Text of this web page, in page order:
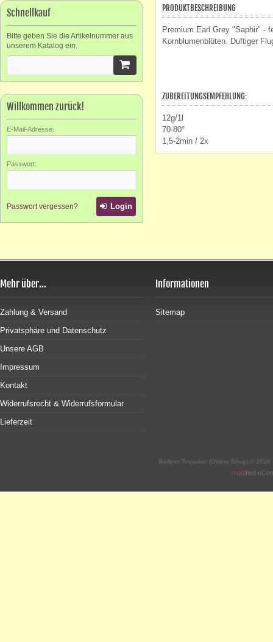
Schnellkauf
Bitte geben Sie die Artikelnummer aus
unserem Katalog ein.
Willkommen zurück!
E-Mail-Adresse:
Passwort:
Passwort vergessen? Login
PRODUKTBESCHREIBUNG
Premium Earl Grey "Saphir" -
Kornblumenblüten. Duftiger
ZUBEREITUNGSEMPFEHLUNG:
12g/1l
70-80°
1,5-2min / 2x
Mehr über...
Zahlung & Versand
Privatsphäre und Datenschutz
Unsere AGB
Impressum
Kontakt
Widerrufsrecht & Widerrufsformular
Lieferzeit
Informationen
Sitemap
Berliner Teesalon (Online-Shop) ©
modified